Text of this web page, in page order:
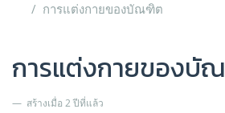
การแต่งกายของบัณฑิต
การแต่งกายของบั
สร้างเมื่อ 2 ปีที่แล้ว